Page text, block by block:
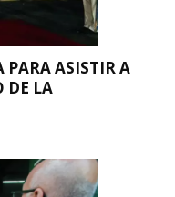
PARA ASISTIR A
DE LA